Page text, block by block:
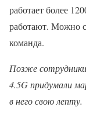
работает более
работают. Можно
команда.
Позже сотрудники
4.5G придумали
в него свою лепту.